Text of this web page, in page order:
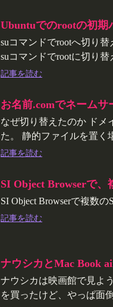
Ubuntuでのrootの初期
suコマンドでrootへ切り
suコマンドでrootに切り
記事を読む
お名前.comでネーム
なぜ切り替えたのか ドメ
た。 静的ファイルを置く
記事を読む
SI Object Browserで、
SI Object Browserで複数
記事を読む
ナウシカとMac Book
ナウシカは映画館で見よ
を買ったけど、やっぱ面